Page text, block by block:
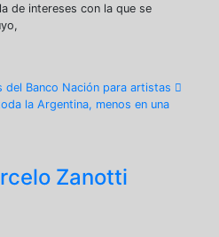
de intereses con la que se
del Banco Nación para artistas
la Argentina, menos en una
Zanotti